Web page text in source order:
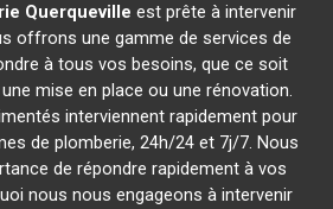
Querqueville est prête à intervenir
offrons une gamme de services de
à tous vos besoins, que ce soit
mise en place ou une rénovation.
interviennent rapidement pour
de plomberie, 24h/24 et 7j/7. Nous
de répondre rapidement à vos
nous nous engageons à intervenir